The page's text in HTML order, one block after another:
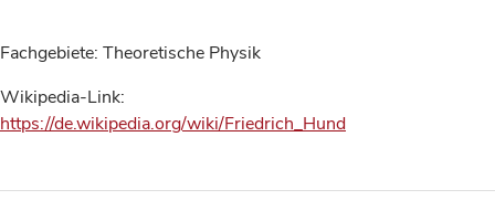
Fachgebiete: Theoretische Physik
Wikipedia-Link:
https://de.wikipedia.org/wiki/Friedrich_Hund